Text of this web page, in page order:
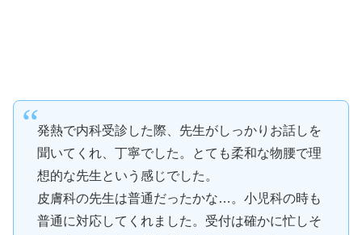
発熱で内科受診した際、先生がしっかりお話しを
聞いてくれ、丁寧でした。とても柔和な物腰で理
想的な先生という感じでした。
皮膚科の先生は普通だったかな…。小児科の時も
普通に対応してくれました。受付は確かに忙しそ